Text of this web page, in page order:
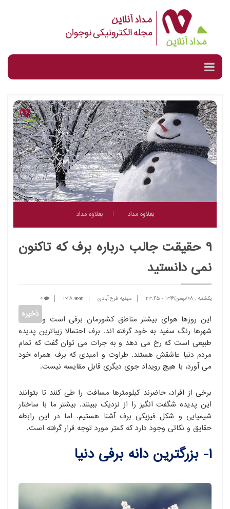
بعلاوه مداد بعلاوه مداد
9 حقیقت جالب درباره برف که تاکنون
نمی دانستید
یکشنبه , 08/بهمن/1396 -
23:45 مهدیه فرح آبادی 2018
این روزها هوای بیشتر مناطق کشورمان برفی است و
شهرها رنگ سفید به خود گرفته اند. برف احتمالا زیباترین پدیده
طبیعی است که رخ می دهد و به جرات می توان گفت که تمام
مردم دنیا عاشقش هستند. طراوت و امیدی که برف همراه خود
می آورد، با هیچ رویداد جوی دیگری قابل مقایسه نیست.
برخی از افراد، حاضرند کیلومترها مسافت را طی کنند تا بتوانند
این پدیده شگفت انگیز را از نزدیک ببینند. بیشتر ما با ساختار
شیمیایی و شکل فیزیکی برف آشنا هستیم. اما در این رابطه
حقایق و نکاتی وجود دارد که کمتر مورد توجه قرار گرفته است.
۱- بزرگترین دانه برفی دنیا